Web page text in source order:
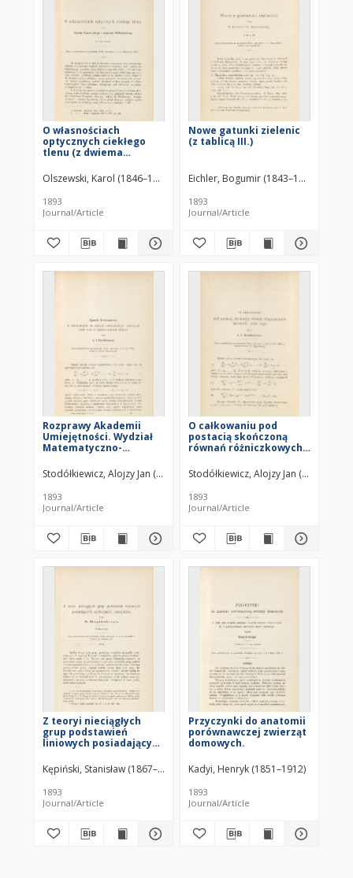
O własnościach
optycznych ciekłego
tlenu (z dwiema
Olszewski, Karol (1846–1915)
1893
Journal/Article
Nowe gatunki zielenic
(z tablicą III.)
Eichler, Bogumir (1843–1905)
1893
Journal/Article
Rozprawy Akademii
Umiejętności. Wydział
Matematyczno-
Stodółkiewicz, Alojzy Jan (1856–1934)
1893
Journal/Article
O całkowaniu pod
postacią skończoną
równań różniczkowych
Stodółkiewicz, Alojzy Jan (1856–1934)
1893
Journal/Article
Z teoryi nieciągłych
grup podstawień
liniowych posiadających
rzeczywiste (z tablicą II)
Kępiński, Stanisław (1867–1908)
1893
Journal/Article
Przyczynki do anatomii
porównawczej zwierząt
domowych.
Kadyi, Henryk (1851–1912)
1893
Journal/Article